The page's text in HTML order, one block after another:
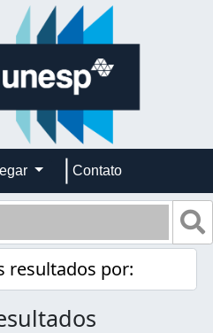
Contato
resultados por: